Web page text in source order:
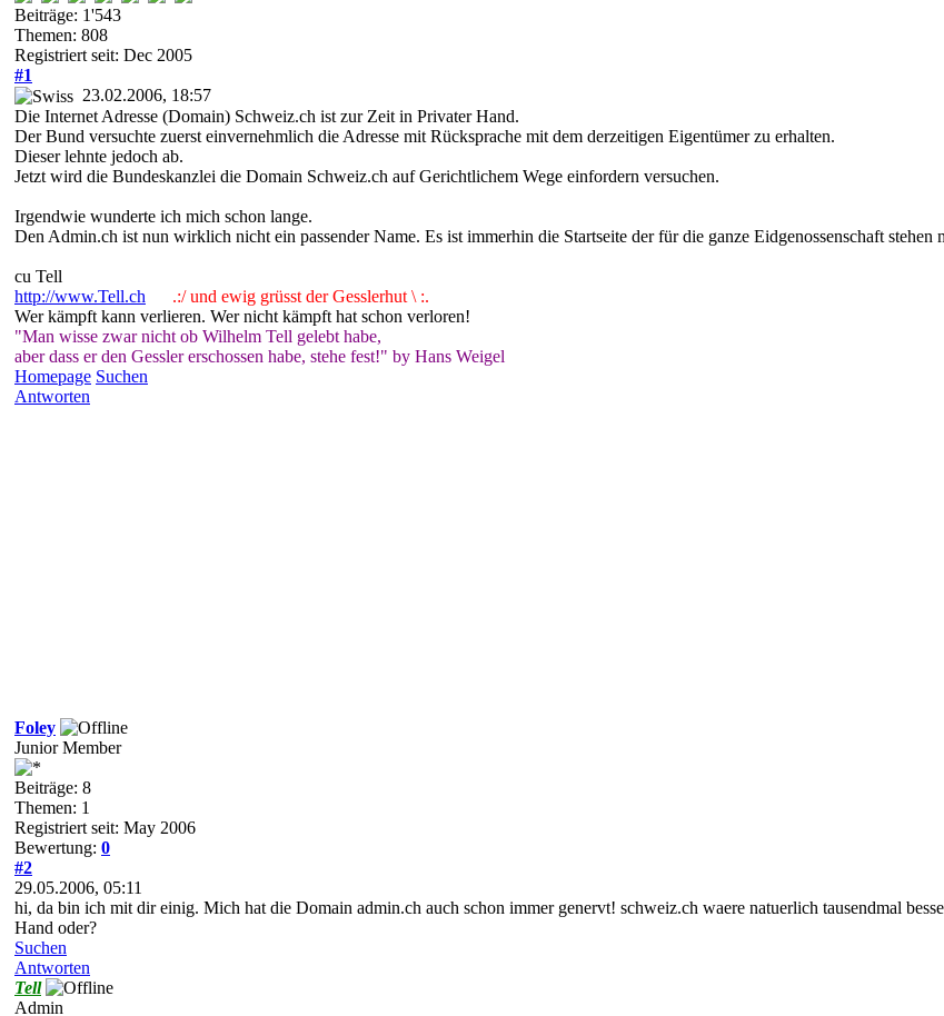
Beiträge: 1'543
Themen: 808
Registriert seit: Dec 2005
#1
23.02.2006, 18:57
Die Internet Adresse (Domain) Schweiz.ch ist zur Zeit in Privater Hand.
Der Bund versuchte zuerst einvernehmlich die Adresse mit Rücksprache mit dem derzeitigen Eigentümer zu erhalten.
Dieser lehnte jedoch ab.
Jetzt wird die Bundeskanzlei die Domain Schweiz.ch auf Gerichtlichem Wege einfordern versuchen.
Irgendwie wunderte ich mich schon lange.
Den Admin.ch ist nun wirklich nicht ein passender Name. Es ist immerhin die Startseite der für die ganze Eidgenossenschaft stehen
cu Tell
http://www.Tell.ch
.:/ und ewig grüsst der Gesslerhut \ :.
Wer kämpft kann verlieren. Wer nicht kämpft hat schon verloren!
"Man wisse zwar nicht ob Wilhelm Tell gelebt habe,
aber dass er den Gessler erschossen habe, stehe fest!" by Hans Weigel
Homepage Suchen
Antworten
Foley
Junior Member
Beiträge: 8
Themen: 1
Registriert seit: May 2006
Bewertung: 0
#2
29.05.2006, 05:11
hi, da bin ich mit dir einig. Mich hat die Domain admin.ch auch schon immer genervt! schweiz.ch waere natuerlich tausendmal
Hand oder?
Suchen
Antworten
Tell
Admin